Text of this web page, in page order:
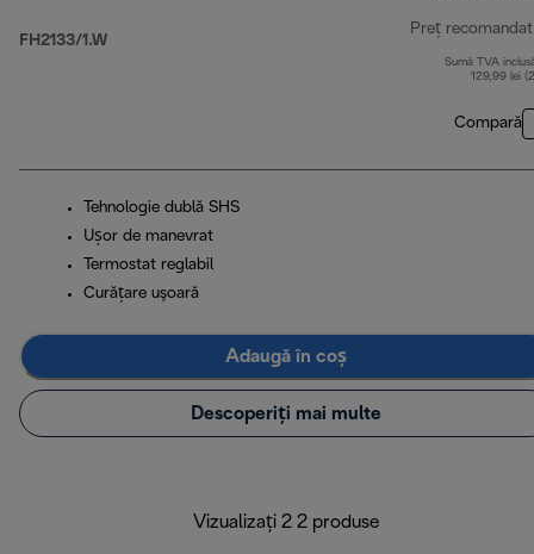
FH2133/1.W
Preț recomandat
Sumă TVA
129,99 lei
Compară
Tehnologie dublă SHS
Ușor de manevrat
Termostat reglabil
Curăţare uşoară
Adaugă în coș
Descoperiți mai multe
Vizualizați 2 2 produse